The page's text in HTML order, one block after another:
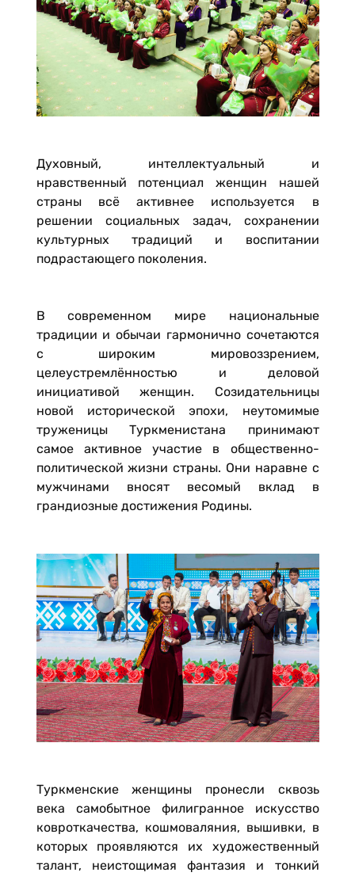
Духовный, интеллектуальный и
нравственный потенциал женщин нашей
страны всё активнее используется в
решении социальных задач, сохранении
культурных традиций и воспитании
подрастающего поколения.
В современном мире национальные
традиции и обычаи гармонично сочетаются
с широким мировоззрением,
целеустремлённостью и деловой
инициативой женщин. Созидательницы
новой исторической эпохи, неутомимые
труженицы Туркменистана принимают
самое активное участие в общественно-
политической жизни страны. Они наравне с
мужчинами вносят весомый вклад в
грандиозные достижения Родины.
Туркменские женщины пронесли сквозь
века самобытное филигранное искусство
ковроткачества, кошмоваляния, вышивки, в
которых проявляются их художественный
талант, неистощимая фантазия и тонкий